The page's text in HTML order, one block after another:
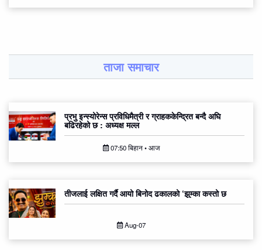
ताजा समाचार
प्रभु इन्स्योरेन्स प्रविधिमैत्री र ग्राहककेन्द्रित बन्दै अघि
बढिरहेको छ : अध्यक्ष मल्ल
07:50 बिहान • आज
तीजलाई लक्षित गर्दै आयो बिनोद ढकालको ‘झुम्का कस्तो छ
Aug-07